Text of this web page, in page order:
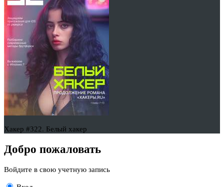
Хакер #322. Белый хакер
Добро пожаловать
Войдите в свою учетную запись